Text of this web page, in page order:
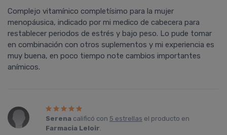
Complejo vitamínico completísimo para la mujer
menopáusica, indicado por mi medico de cabecera para
restablecer periodos de estrés y bajo peso. Lo pude tomar
en combinación con otros suplementos y mi experiencia es
muy buena, en poco tiempo note cambios importantes
anímicos.
Serena calificó con 5 estrellas el producto en
Farmacia Leloir.